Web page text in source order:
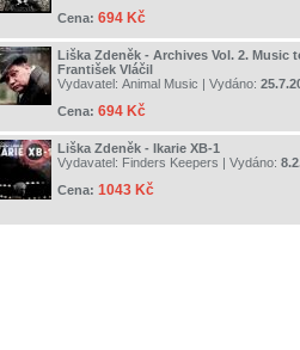
Cena: 694 Kč
Liška Zdeněk - Archives Vol. 2. Music
František Vláčil
Vydavatel: Animal Music | Vydáno:
Cena: 694 Kč
Liška Zdeněk - Ikarie XB-1
Vydavatel: Finders Keepers | Vydáno:
Cena: 1043 Kč